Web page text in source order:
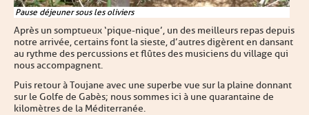
Pause déjeuner sous les oliviers
Après un somptueux ‘pique-nique’, un des meilleurs repas depuis
notre arrivée, certains font la sieste, d’autres digèrent en dansant
au rythme des percussions et flûtes des musiciens du village qui
nous accompagnent.
Puis retour à Toujane avec une superbe vue sur la plaine donnant
sur le Golfe de Gabès ; nous sommes ici à une quarantaine de
kilomètres de la Méditerranée.